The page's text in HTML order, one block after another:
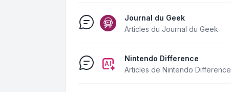
Journal du Geek
Articles du Journal du Geek
Nintendo Difference
Articles de Nintendo Difference